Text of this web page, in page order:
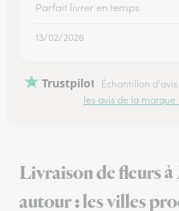
Parfait livrer en temps
13/02/2026
Trustpilot Échantillon
les avis de la
Livraison de fleurs
autour : les villes